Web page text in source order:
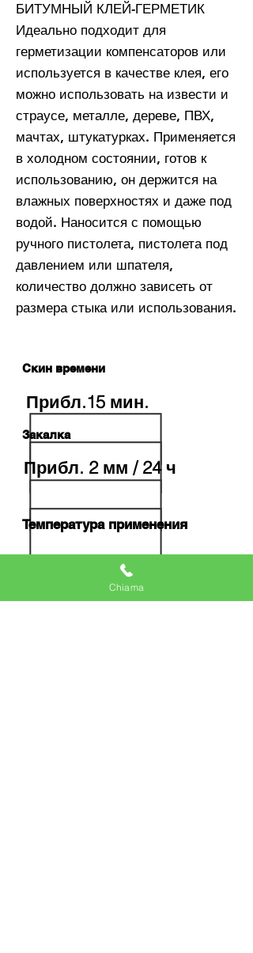
БИТУМНЫЙ КЛЕЙ-ГЕРМЕТИК
Идеально подходит для
герметизации компенсаторов или
используется в качестве клея, его
можно использовать на извести и
страусе, металле, дереве, ПВХ,
мачтах, штукатурках. Применяется
в холодном состоянии, готов к
использованию, он держится на
влажных поверхностях и даже под
водой. Наносится с помощью
ручного пистолета, пистолета под
давлением или шпателя,
количество должно зависеть от
размера стыка или использования.
Скин времени
Прибл.15 мин.
Закалка
Прибл. 2 мм / 24 ч
Температура применения
+ 5 ° C / + 50 ° C
Chiama